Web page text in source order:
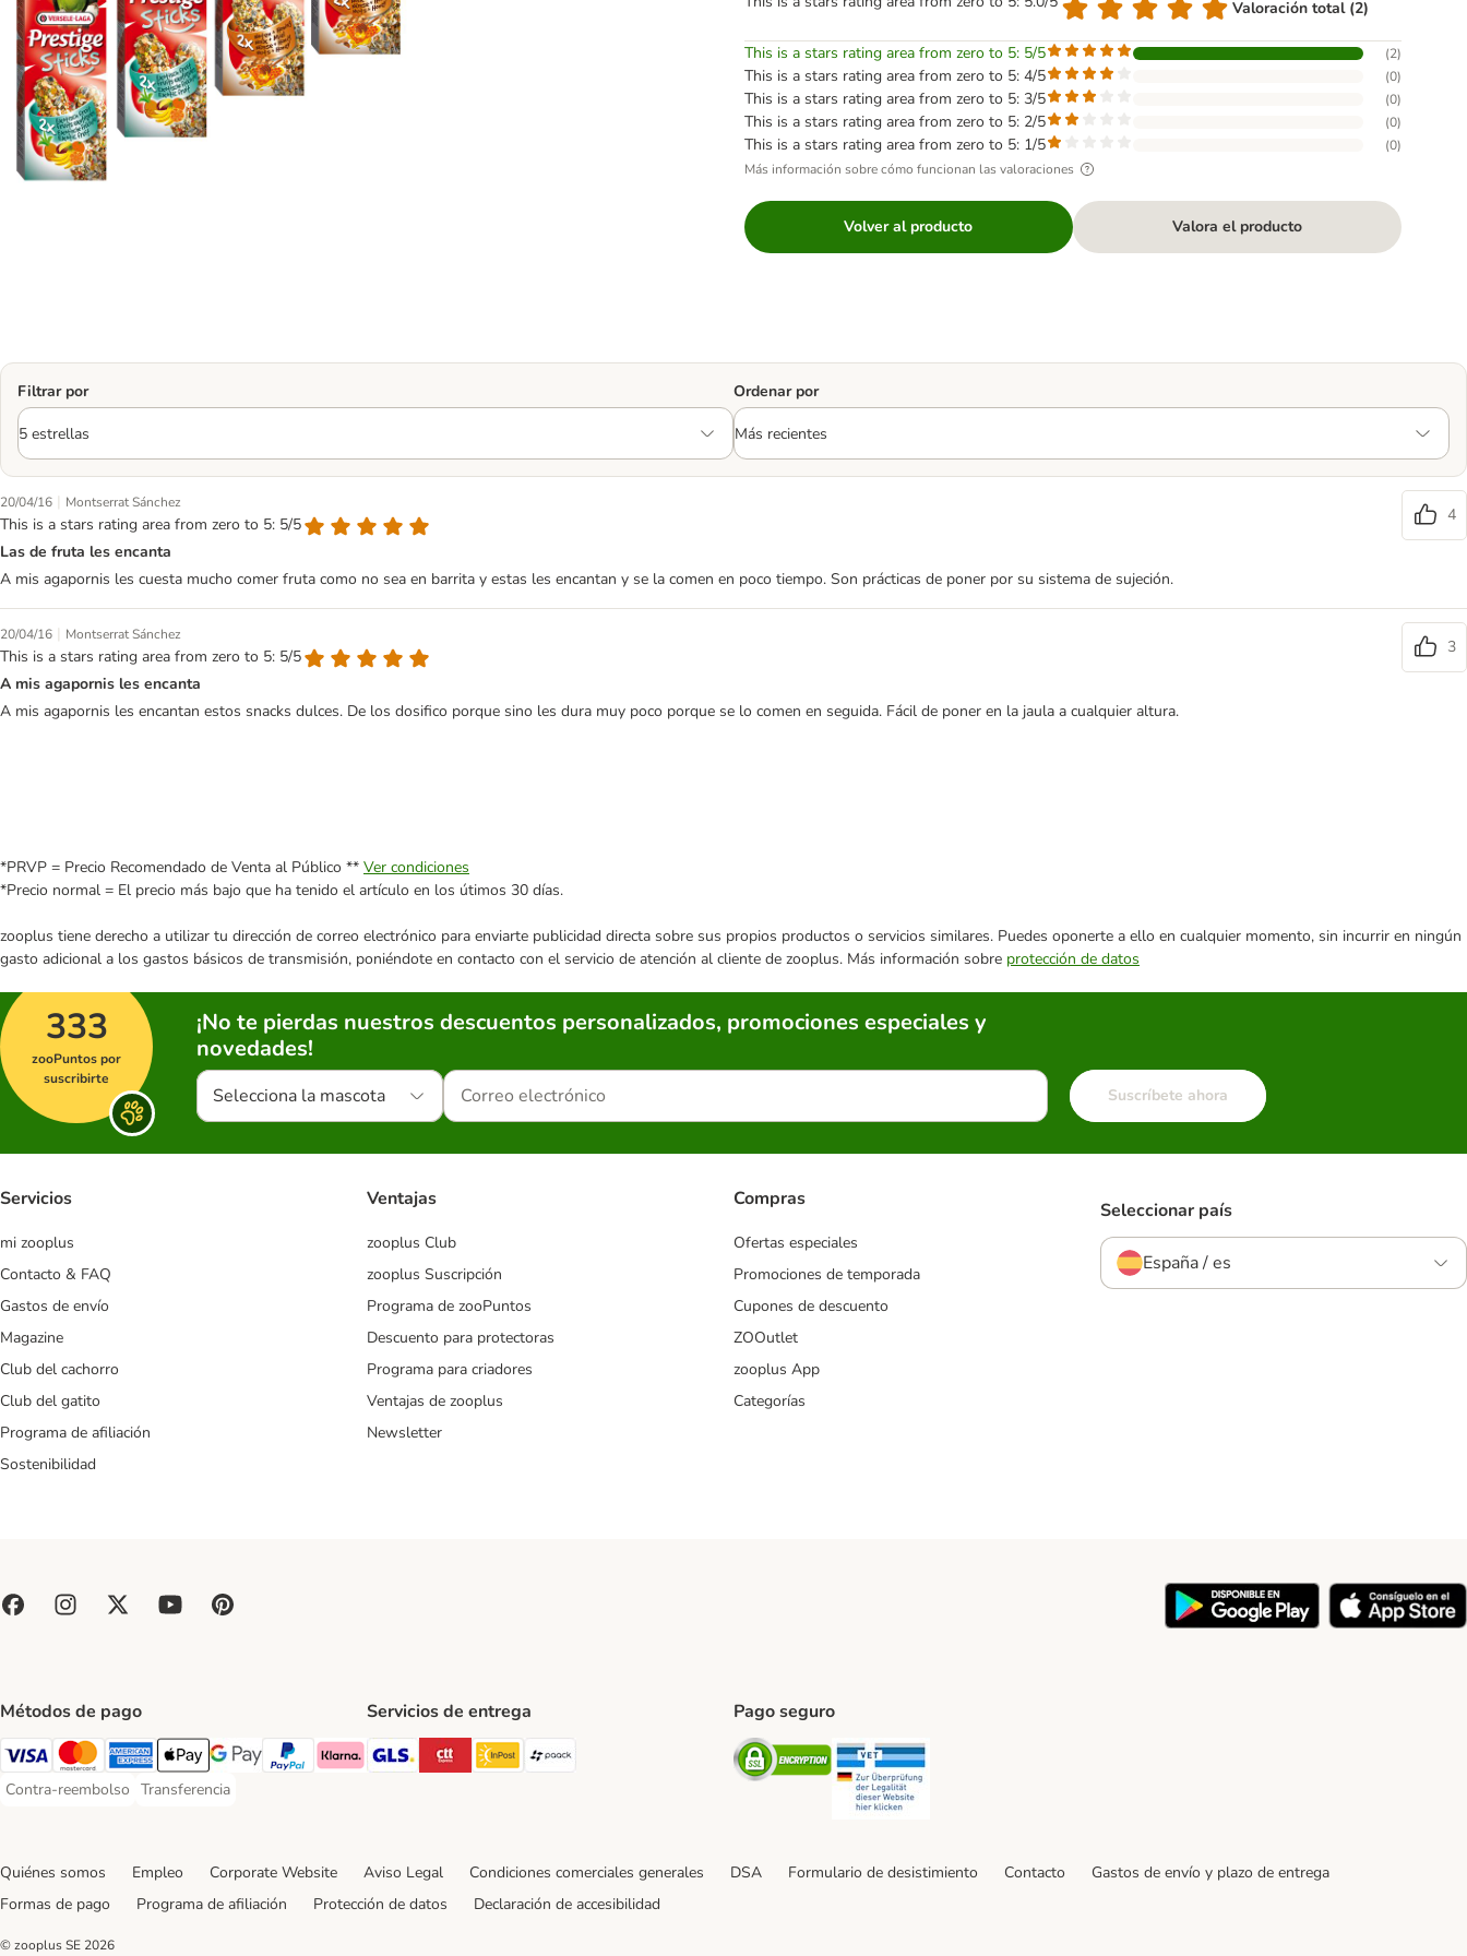
Valoración total (2)
This is a stars rating area from zero to 5: 5/5 (2)
This is a stars rating area from zero to 5: 4/5 (0)
This is a stars rating area from zero to 5: 3/5 (0)
This is a stars rating area from zero to 5: 2/5 (0)
This is a stars rating area from zero to 5: 1/5 (0)
Más información sobre cómo funcionan las valoraciones
Volver al producto Valora el producto
Filtrar por Ordenar por
20/04/16 | Montserrat Sánchez
This is a stars rating area from zero to 5: 5/5
4
Las de fruta les encanta
A mis agapornis les cuesta mucho comer fruta como no sea en barrita y estas les encantan y se la comen en poco tiempo. Son prácticas de poner por su sistema de sujeción.
20/04/16 | Montserrat Sánchez
This is a stars rating area from zero to 5: 5/5
3
A mis agapornis les encanta
A mis agapornis les encantan estos snacks dulces. De los dosifico porque sino les dura muy poco porque se lo comen en seguida. Fácil de poner en la jaula a cualquier altura.
*PRVP = Precio Recomendado de Venta al Público ** Ver condiciones
*Precio normal = El precio más bajo que ha tenido el artículo en los útimos 30 días.
zooplus tiene derecho a utilizar tu dirección de correo electrónico para enviarte publicidad directa sobre sus propios productos o servicios similares. Puedes oponerte a ello en cualquier momento, sin incurrir en ningún
gasto adicional a los gastos básicos de transmisión, poniéndote en contacto con el servicio de atención al cliente de zooplus. Más información sobre protección de datos
333
zooPuntos por
suscribirte
¡No te pierdas nuestros descuentos personalizados, promociones especiales y
novedades!
Selecciona la mascota Suscríbete ahora
Servicios
mi zooplus
Contacto & FAQ
Gastos de envío
Magazine
Club del cachorro
Club del gatito
Programa de afiliación
Sostenibilidad
Ventajas
zooplus Club
zooplus Suscripción
Programa de zooPuntos
Descuento para protectoras
Programa para criadores
Ventajas de zooplus
Newsletter
Compras
Ofertas especiales
Promociones de temporada
Cupones de descuento
ZOOutlet
zooplus App
Categorías
Seleccionar país
España / es
Métodos de pago
Visa Payment Method
Mastercard Payment Method
American Express Payment Method
Apple Pay Payment Method
Google Pay Payment Method
PayPal Payment Method
Klarna Payment Method
Contra-reembolso
Contra-reembolso Payment Method
Transferencia
Transferencia Payment Method
Servicios de entrega
GLS Shipping Method
CTTExpress Shipping Method
InPost Shipping Method
paack Shipping Method
Pago seguro
Security
Quiénes somos Empleo Corporate Website Aviso Legal Condiciones comerciales generales DSA Formulario de desistimiento Contacto
Gastos de envío y plazo de entrega
Formas de pago
Programa de afiliación Protección de datos Declaración de accesibilidad
© zooplus SE 2026